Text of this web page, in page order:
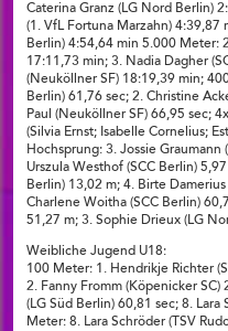
Caterina Granz (LG Nord Berlin)
(1. VfL Fortuna Marzahn) 4:39,87
Berlin) 4:54,64 min 5.000 Meter:
17:11,73 min; 3. Nadia Dagher
(Neuköllner SF) 18:19,39 min;
Berlin) 61,76 sec; 2. Christine
Paul (Neuköllner SF) 66,95 sec;
(Silvia Ernst; Isabelle Cornelius;
Hochsprung: 3. Jossie
Urszula Westhof (SCC Berlin)
Berlin) 13,02 m; 4. Birte
Charlene Woitha (SCC Berlin)
51,27 m; 3. Sophie Drieux (LG
Weibliche Jugend U18:
100 Meter: 1. Hendrikje Richter
2. Fanny Fromm (Köpenicker SC)
(LG Süd Berlin) 60,81 sec; 8.
Meter: 8. Lara Schröder (TSV